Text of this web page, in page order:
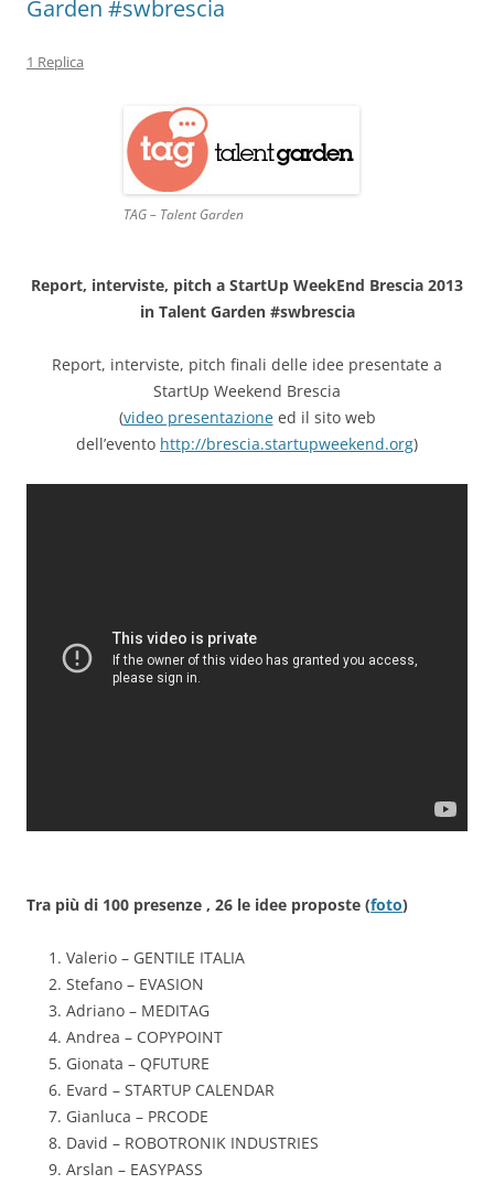
Garden #swbrescia
1 Replica
TAG – Talent Garden
Report, interviste, pitch a StartUp WeekEnd Brescia 2013
in Talent Garden #swbrescia
Report, interviste, pitch finali delle idee presentate a
StartUp Weekend Brescia
(video presentazioneed il sito web
dell’evento http://brescia.startupweekend.org)
Tra più di 100 presenze , 26 le idee proposte (foto)
Valerio – GENTILE ITALIA
Stefano – EVASION
Adriano – MEDITAG
Andrea – COPYPOINT
Gionata – QFUTURE
Evard – STARTUP CALENDAR
Gianluca – PRCODE
David – ROBOTRONIK INDUSTRIES
Arslan – EASYPASS